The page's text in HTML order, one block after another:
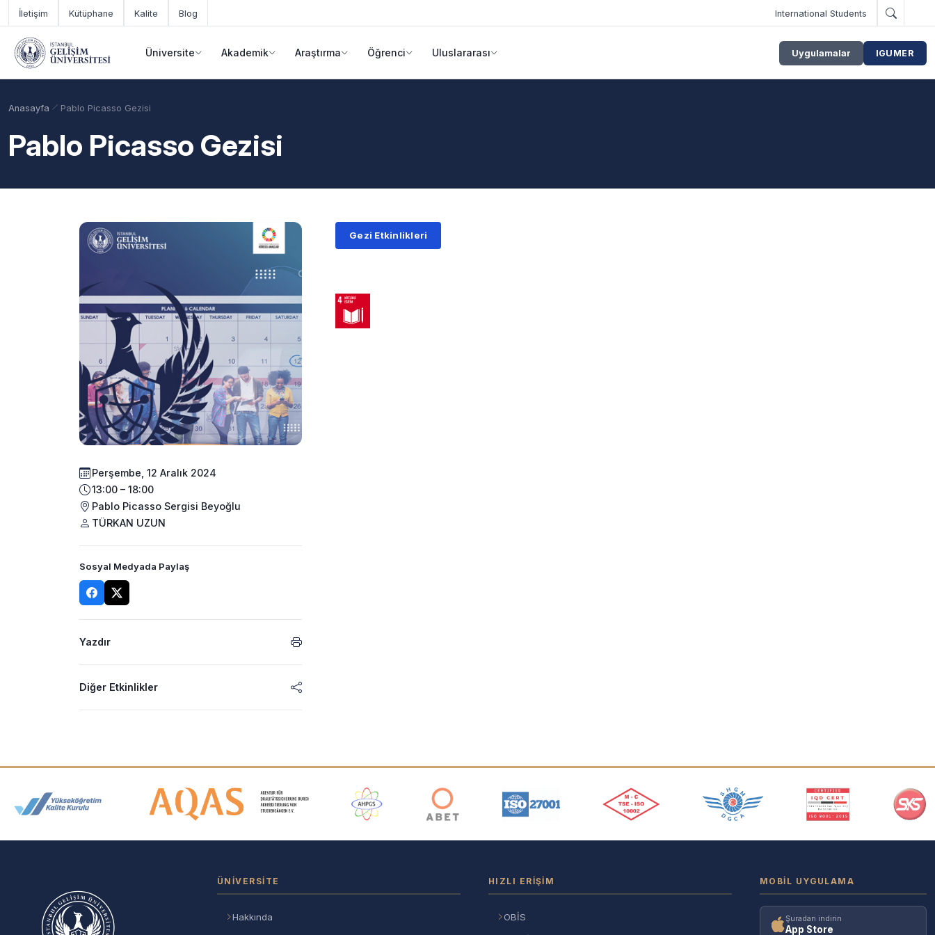
Ana içeriğe geç
İletişim Kütüphane Kalite Blog International Students
Üniversite Akademik Araştırma Öğrenci Uluslararası Uygulamalar IGUMER
Anasayfa Pablo Picasso Gezisi
Pablo Picasso Gezisi
Perşembe, 12 Aralık 2024
13:00 – 18:00
Pablo Picasso Sergisi Beyoğlu
TÜRKAN UZUN
Sosyal Medyada Paylaş
Yazdır
Diğer Etkinlikler
Gezi Etkinlikleri
Akreditasyon ve Üyelik Logoları
ÜNIVERSITE
Hakkında
HIZLI ERIŞIM
OBİS
MOBIL UYGULAMA
Şuradan indirin
App Store